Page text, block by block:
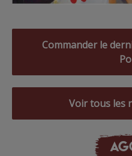
Commander le
Voir tous les